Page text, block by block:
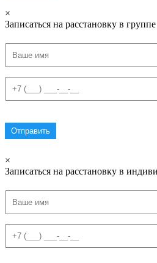
×
Записаться на расстановку в группе
×
Записаться на расстановку в